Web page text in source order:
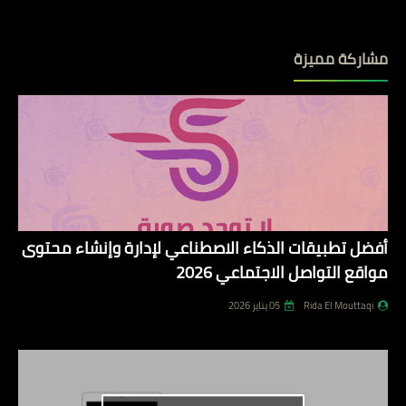
مشاركة مميزة
أفضل تطبيقات الذكاء الاصطناعي لإدارة وإنشاء محتوى
مواقع التواصل الاجتماعي 2026
Rida El Mouttaqi 05 يناير 2026